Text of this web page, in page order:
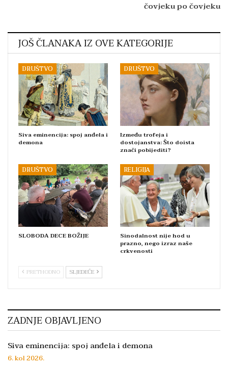
čovjeku po čovjeku
JOŠ ČLANAKA IZ OVE KATEGORIJE
DRUŠTVO
Siva eminencija: spoj anđela i
demona
DRUŠTVO
Između trofeja i
dostojanstva: Što doista
znači pobijediti?
DRUŠTVO
SLOBODA DECE BOŽIJE
RELIGIJA
Sinodalnost nije hod u
prazno, nego izraz naše
crkvenosti
PRETHODNO SLJEDEĆE
ZADNJE OBJAVLJENO
Siva eminencija: spoj anđela i demona
6. kol 2026.